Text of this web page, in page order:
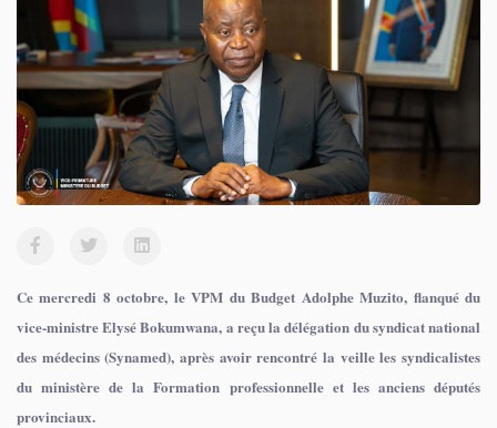
Ce mercredi 8 octobre, le VPM du Budget Adolphe Muzito, flanqué du
vice-ministre Elysé Bokumwana, a reçu la délégation du syndicat national
des médecins (Synamed), après avoir rencontré la veille les syndicalistes
du ministère de la Formation professionnelle et les anciens députés
provinciaux.